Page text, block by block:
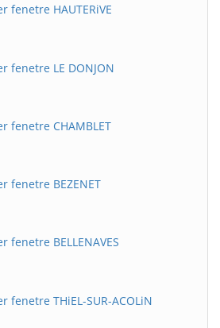
fenetre HAUTERiVE
fenetre LE DONJON
fenetre CHAMBLET
fenetre BEZENET
fenetre BELLENAVES
fenetre THiEL-SUR-ACOLiN